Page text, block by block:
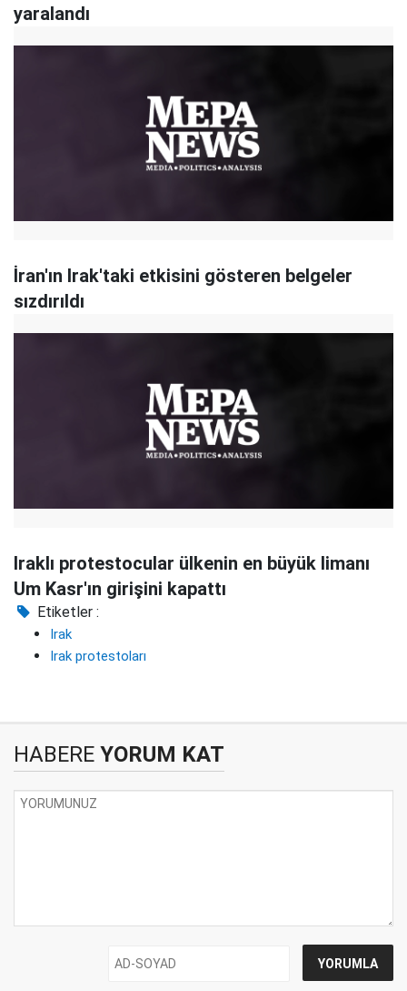
yaralandı
İran'ın Irak'taki etkisini gösteren belgeler
sızdırıldı
Iraklı protestocular ülkenin en büyük limanı
Um Kasr'ın girişini kapattı
Etiketler :
Irak
Irak protestoları
HABERE YORUM KAT